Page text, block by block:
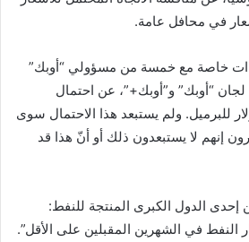
في محافل عامة.
خاصة مع خمسة من مسؤولي “أوبك”
“أوبك” و”أوبك+”، عن احتمال
إلى سعر 100 دولار للبرميل. ولم يستبعد هذا الاحتمال سوى
إنهم لا يستبعدون ذلك أو أنّ هذا قد
الدول الكبرى المنتجة للنفط:
في الشهرين المقبلين على الأقل”.